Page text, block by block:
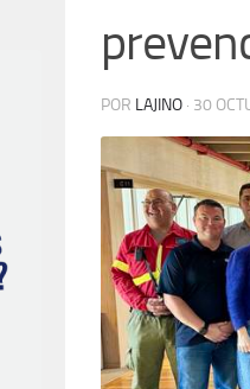
POR LAJINO · 30